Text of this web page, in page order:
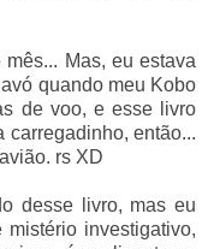
Mas, eu estava
quando meu Kobo
de voo, e esse livro
carregadinho, então...
rs XD
desse livro, mas eu
investigativo,